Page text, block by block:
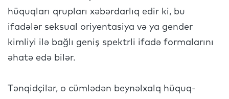
hüquqları qrupları xəbərdarlıq edir ki, bu
ifadələr seksual oriyentasiya və ya gender
kimliyi ilə bağlı geniş spektrli ifadə formalarını
əhatə edə bilər.
Tənqidçilər, o cümlədən beynəlxalq hüquq-